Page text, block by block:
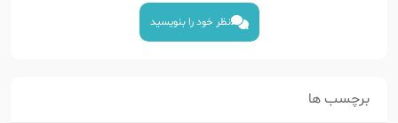
نظر خود را بنویسید
برچسب ها